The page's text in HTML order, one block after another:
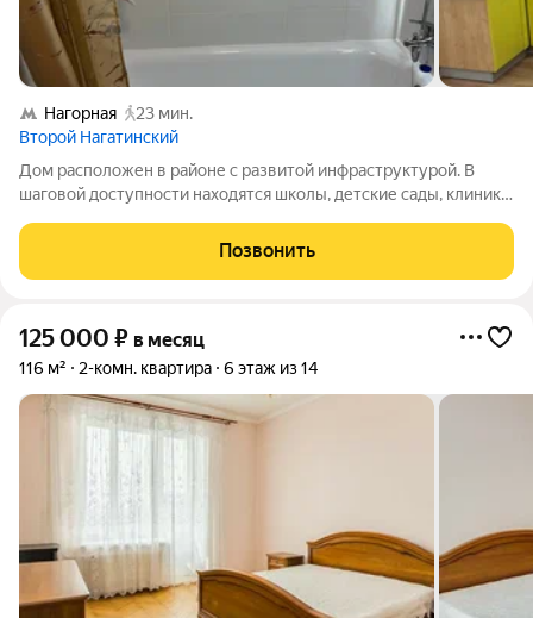
Нагорная
23 мин.
Второй Нагатинский
Дом расположен в районе с развитой инфраструктурой. В
шаговой доступности находятся школы, детские сады, клиники
семей. До станции метро "Коломенская" можно дойти пешком
за 15 минут. Сдаётся
Позвонить
125 000 ₽ в месяц
116 м² 2-комн. квартира 6 этаж из 14